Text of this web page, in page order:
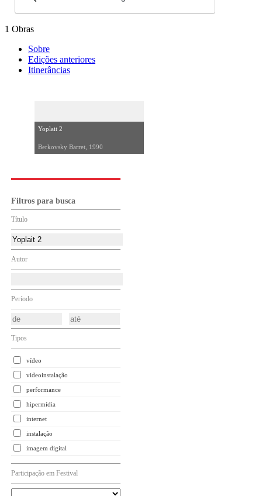
1 Obras
Sobre
Edições anteriores
Itinerâncias
Yoplait 2
Berkovsky Barret, 1990
Filtros para busca
Título
Autor
Período
Tipos
vídeo
videoinstalação
performance
hipermídia
internet
instalação
imagem digital
Participação em Festival